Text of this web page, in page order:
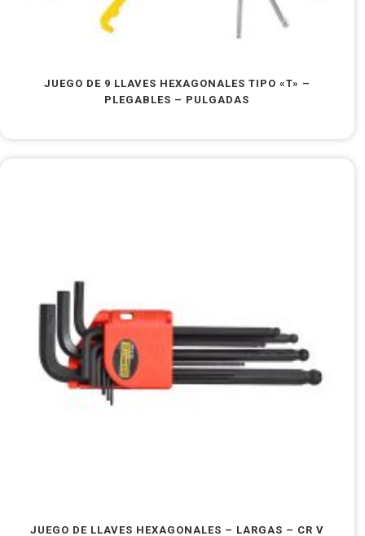
JUEGO DE 9 LLAVES HEXAGONALES TIPO «T» –
PLEGABLES – PULGADAS
JUEGO DE LLAVES HEXAGONALES – LARGAS – CR V